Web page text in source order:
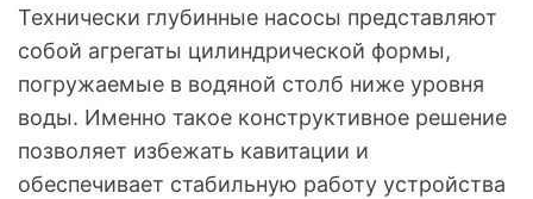
Технически глубинные насосы представляют
собой агрегаты цилиндрической формы,
погружаемые в водяной столб ниже уровня
воды. Именно такое конструктивное решение
позволяет избежать кавитации и
обеспечивает стабильную работу устройства